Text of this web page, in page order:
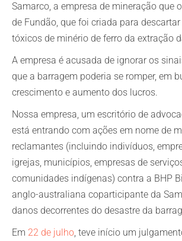
Samarco, a empresa de mineração que
de Fundão, que foi criada para
tóxicos de minério de ferro da extração
A empresa é acusada de ignorar os
que a barragem poderia se romper, em
crescimento e aumento dos lucros.
Nossa empresa, um escritório de
está entrando com ações em nome de
reclamantes (incluindo indivíduos,
igrejas, municípios, empresas de
comunidades indígenas) contra a BHP
anglo-australiana coparticipante da
danos decorrentes do desastre da
Em 22 de julho, teve início um